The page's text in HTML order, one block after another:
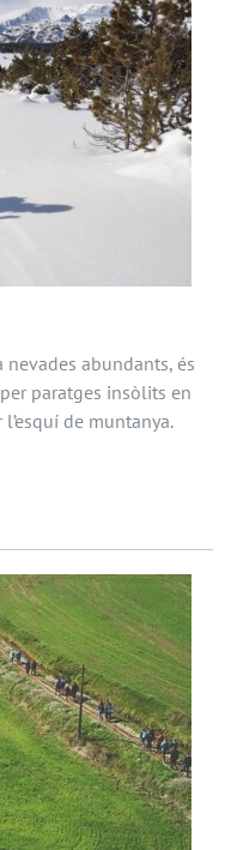
nevades abundants, és
paratges insòlits en
de muntanya.